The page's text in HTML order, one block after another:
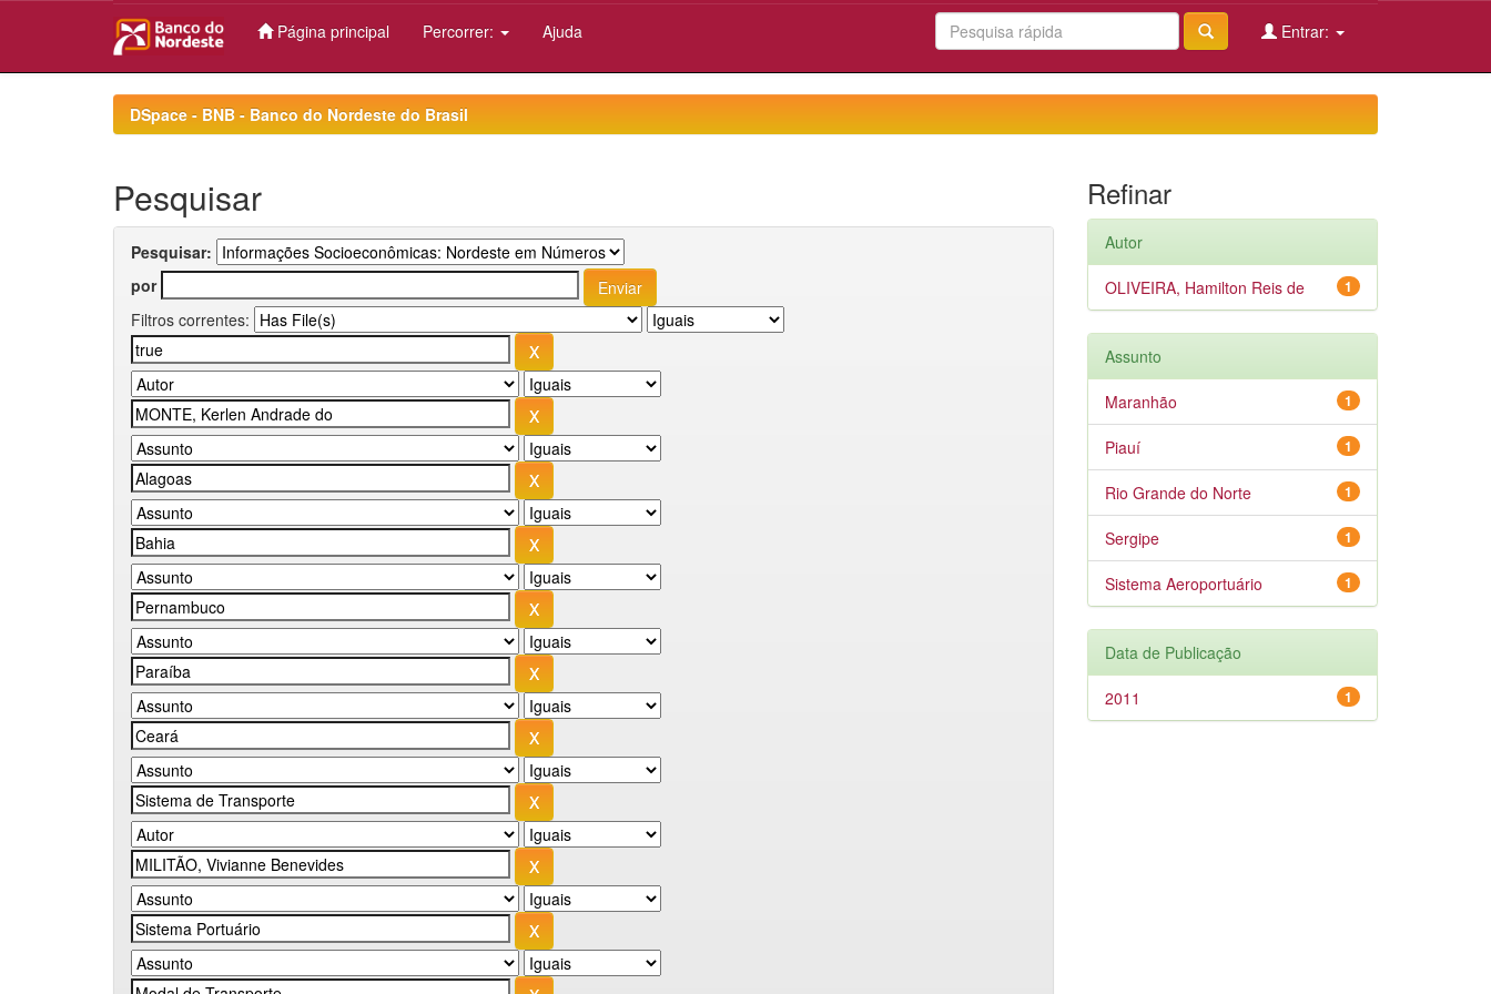
Página principal Percorrer: Ajuda Entrar:
DSpace - BNB - Banco do Nordeste do Brasil
Pesquisar
Pesquisar:
por
Filtros correntes:
Refinar
Autor
1
OLIVEIRA, Hamilton Reis de
Assunto
1
Maranhão
1
Piauí
1
Rio Grande do Norte
1
Sergipe
1
Sistema Aeroportuário
Data de Publicação
1
2011